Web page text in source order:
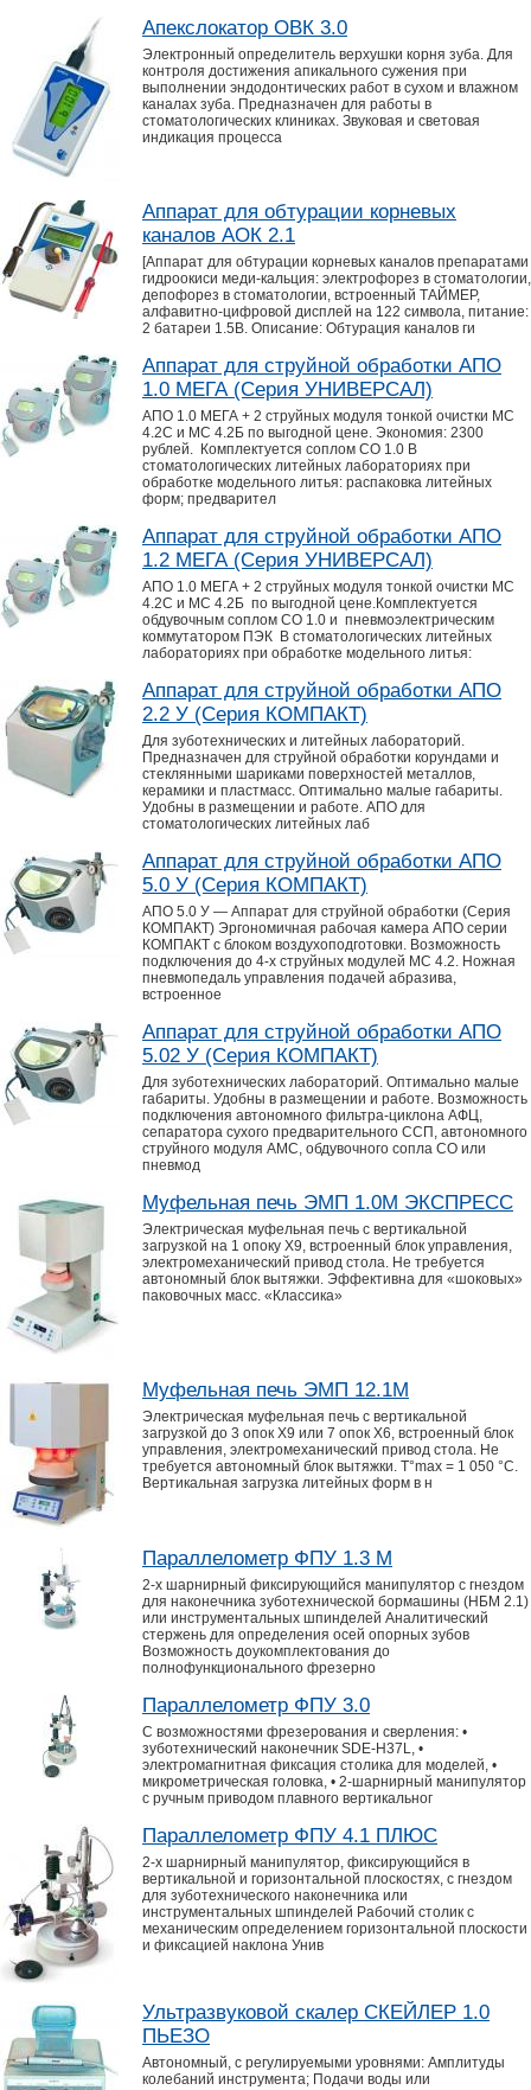
Апекслокатор ОВК 3.0
Электронный определитель верхушки корня зуба. Для
контроля достижения апикального сужения при
выполнении эндодонтических работ в сухом и влажном
каналах зуба. Предназначен для работы в
стоматологических клиниках. Звуковая и световая
индикация процесса
Аппарат для обтурации корневых
каналов АОК 2.1
[Аппарат для обтурации корневых каналов препаратами
гидроокиси меди-кальция: электрофорез в стоматологии,
депофорез в стоматологии, встроенный ТАЙМЕР,
алфавитно-цифровой дисплей на 122 символа, питание:
2 батареи 1.5В. Описание: Обтурация каналов ги
Аппарат для струйной обработки АПО
1.0 МЕГА (Серия УНИВЕРСАЛ)
АПО 1.0 МЕГА + 2 струйных модуля тонкой очистки МС
4.2С и МС 4.2Б по выгодной цене. Экономия: 2300
рублей. Комплектуется соплом СО 1.0 В
стоматологических литейных лабораториях при
обработке модельного литья: распаковка литейных
форм; предварител
Аппарат для струйной обработки АПО
1.2 МЕГА (Серия УНИВЕРСАЛ)
АПО 1.0 МЕГА + 2 струйных модуля тонкой очистки МС
4.2С и МС 4.2Б по выгодной цене.Комплектуется
обдувочным соплом СО 1.0 и пневмоэлектрическим
коммутатором ПЭК В стоматологических литейных
лабораториях при обработке модельного литья:
Аппарат для струйной обработки АПО
2.2 У (Серия КОМПАКТ)
Для зуботехнических и литейных лабораторий.
Предназначен для струйной обработки корундами и
стеклянными шариками поверхностей металлов,
керамики и пластмасс. Оптимально малые габариты.
Удобны в размещении и работе. АПО для
стоматологических литейных лаб
Аппарат для струйной обработки АПО
5.0 У (Серия КОМПАКТ)
АПО 5.0 У — Аппарат для струйной обработки (Серия
КОМПАКТ) Эргономичная рабочая камера АПО серии
КОМПАКТ с блоком воздухоподготовки. Возможность
подключения до 4-х струйных модулей МС 4.2. Ножная
пневмопедаль управления подачей абразива,
встроенное
Аппарат для струйной обработки АПО
5.02 У (Серия КОМПАКТ)
Для зуботехнических лабораторий. Оптимально малые
габариты. Удобны в размещении и работе. Возможность
подключения автономного фильтра-циклона АФЦ,
сепаратора сухого предварительного ССП, автономного
струйного модуля АМС, обдувочного сопла СО или
пневмод
Муфельная печь ЭМП 1.0М ЭКСПРЕСС
Электрическая муфельная печь с вертикальной
загрузкой на 1 опоку Х9, встроенный блок управления,
электромеханический привод стола. Не требуется
автономный блок вытяжки. Эффективна для «шоковых»
паковочных масс. «Классика»
Муфельная печь ЭМП 12.1М
Электрическая муфельная печь с вертикальной
загрузкой до 3 опок Х9 или 7 опок Х6, встроенный блок
управления, электромеханический привод стола. Не
требуется автономный блок вытяжки. T°max = 1 050 °C.
Вертикальная загрузка литейных форм в н
Параллелометр ФПУ 1.3 М
2-х шарнирный фиксирующийся манипулятор с гнездом
для наконечника зуботехнической бормашины (НБМ 2.1)
или инструментальных шпинделей Аналитический
стержень для определения осей опорных зубов
Возможность доукомплектования до
полнофункционального фрезерно
Параллелометр ФПУ 3.0
С возможностями фрезерования и сверления: •
зуботехнический наконечник SDE-H37L, •
электромагнитная фиксация столика для моделей, •
микрометрическая головка, • 2-шарнирный манипулятор
с ручным приводом плавного вертикальног
Параллелометр ФПУ 4.1 ПЛЮС
2-х шарнирный манипулятор, фиксирующийся в
вертикальной и горизонтальной плоскостях, с гнездом
для зуботехнического наконечника или
инструментальных шпинделей Рабочий столик с
механическим определением горизонтальной плоскости
и фиксацией наклона Унив
Ультразвуковой скалер СКЕЙЛЕР 1.0
ПЬЕЗО
Автономный, с регулируемыми уровнями: Амплитуды
колебаний инструмента; Подачи воды или